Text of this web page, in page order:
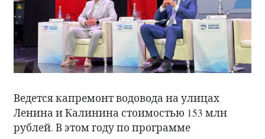
Ведется капремонт водовода на улицах
Ленина и Калинина стоимостью 153 млн
рублей. В этом году по программе